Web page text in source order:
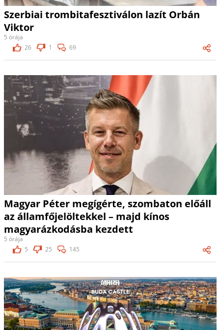
Szerbiai trombitafesztiválon lazít Orbán
Viktor
5 órája
26
1 69
Magyar Péter megígérte, szombaton előáll
az államfőjelöltekkel – majd kínos
magyarázkodásba kezdett
5 órája
5
25 145